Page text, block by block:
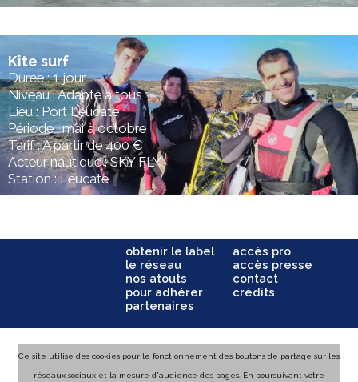
Ce site utilise des cookies pour le fonctionnement des boutons de partage sur les
réseaux sociaux et la mesure d'audience des pages. En poursuivant votre
Kite surf
Durée : 1 jour
Niveau : Adapté à tous
Lieu : Port Leucate
Période : mai à octobre
Tarif : A partir de 400 €
Acteur nautique : SKY FLY
Station : Leucate
obtenir le label
le réseau
nos atouts
pour adhérer
partenaires
accès pro
accès presse
contact
crédits